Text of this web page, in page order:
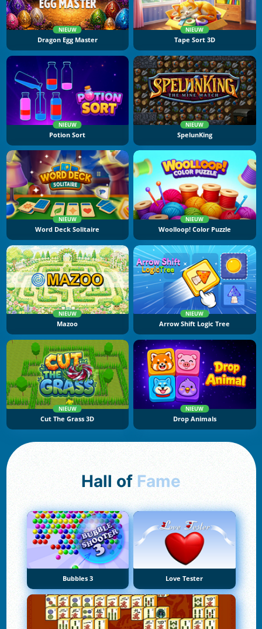
NIEUW
Dragon Egg Master
NIEUW
Tape Sort 3D
NIEUW
Potion Sort
NIEUW
SpelunKing
NIEUW
Word Deck Solitaire
NIEUW
Woolloop! Color Puzzle
NIEUW
Mazoo
NIEUW
Arrow Shift Logic Tree
NIEUW
Cut The Grass 3D
NIEUW
Drop Animals
Hall of Fame
Bubbles 3 Love Tester